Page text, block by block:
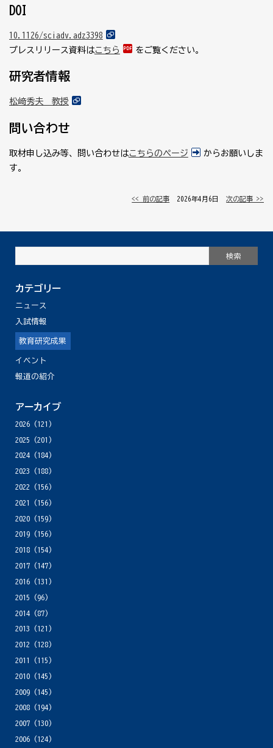
DOI
10.1126/sciadv.adz3398
プレスリリース資料はこちら をご覧ください。
研究者情報
松﨑秀夫 教授
問い合わせ
取材申し込み等、問い合わせはこちらのページ
からお願いしま
す。
<< 前の記事 │ 2026年4月6日 │次の記事 >>
カテゴリー
ニュース
入試情報
教育研究成果
イベント
報道の紹介
アーカイブ
2026(121)
2025 (201)
2024(184)
2023 (188)
2022 (156)
2021
(156)
2020(159)
2019(156)
2018(154)
2017(147)
2016(131)
2015 (96)
2014(87)
2013 (121)
2012 (128)
2011
(115)
2010(145)
2009(145)
2008(194)
2007(130)
2006(124)